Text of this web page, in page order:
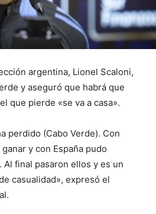
argentina, Lionel Scaloni,
y aseguró que habrá que
que pierde «se va a casa».
perdido (Cabo Verde). Con
y con España pudo
final pasaron ellos y es un
casualidad», expresó el